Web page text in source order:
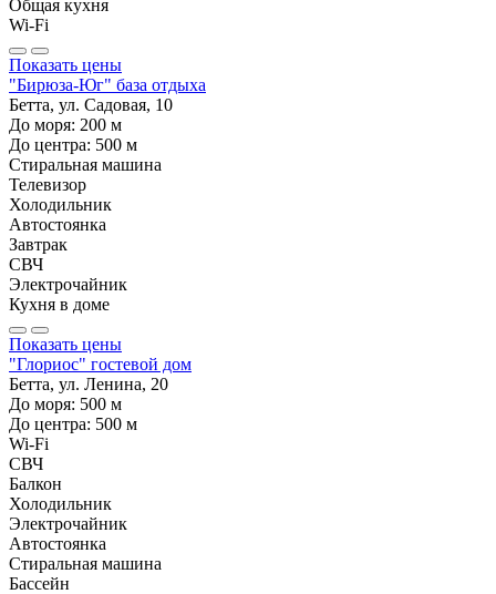
Общая кухня
Wi-Fi
Показать цены
"Бирюза-Юг" база отдыха
Бетта, ул. Садовая, 10
До моря: 200 м
До центра: 500 м
Стиральная машина
Телевизор
Холодильник
Автостоянка
Завтрак
СВЧ
Электрочайник
Кухня в доме
Показать цены
"Глориос" гостевой дом
Бетта, ул. Ленина, 20
До моря: 500 м
До центра: 500 м
Wi-Fi
СВЧ
Балкон
Холодильник
Электрочайник
Автостоянка
Стиральная машина
Бассейн